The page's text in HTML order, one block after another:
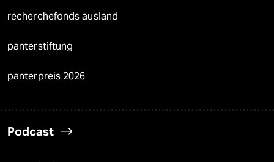
recherchefonds ausland
panterstiftung
panterpreis 2026
Podcast